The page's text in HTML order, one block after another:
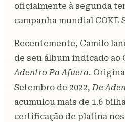
oficialmente à segunda
campanha mundial COKE
Recentemente, Camilo
de seu álbum indicado ao
Adentro Pa Afuera.
Setembro de 2022,De
acumulou mais de 1.6
certificação de platina